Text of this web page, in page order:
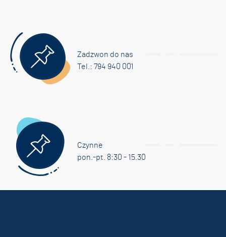
Zadzwon do nas
Tel.: 794 940 001
Czynne
pon.-pt. 8:30 - 15.30